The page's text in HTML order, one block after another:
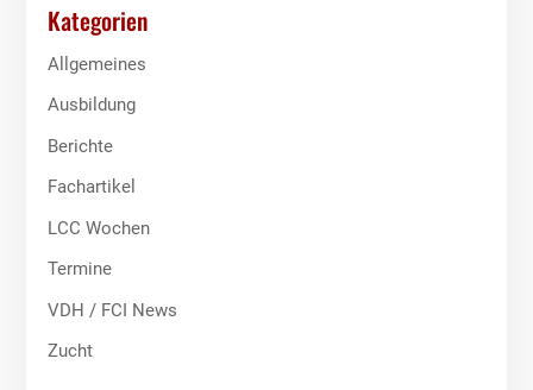
Kategorien
Allgemeines
Ausbildung
Berichte
Fachartikel
LCC Wochen
Termine
VDH / FCI News
Zucht